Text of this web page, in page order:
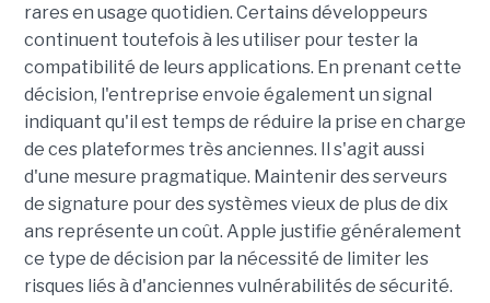
rares en usage quotidien. Certains développeurs
continuent toutefois à les utiliser pour tester la
compatibilité de leurs applications. En prenant cette
décision, l'entreprise envoie également un signal
indiquant qu'il est temps de réduire la prise en charge
de ces plateformes très anciennes. Il s'agit aussi
d'une mesure pragmatique. Maintenir des serveurs
de signature pour des systèmes vieux de plus de dix
ans représente un coût. Apple justifie généralement
ce type de décision par la nécessité de limiter les
risques liés à d'anciennes vulnérabilités de sécurité.